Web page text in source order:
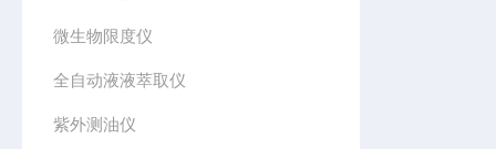
微生物限度仪
全自动液液萃取仪
紫外测油仪